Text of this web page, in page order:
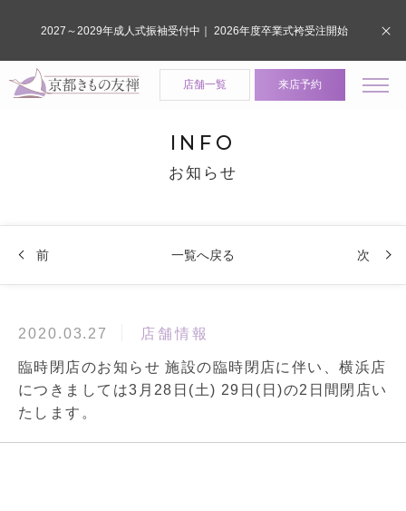
店舗一覧 来店予約
INFO
お知らせ
前 一覧へ戻る 次
2020.03.27 店舗情報
臨時閉店のお知らせ 施設の臨時閉店に伴い、横浜店
につきましては3月28日(土) 29日(日)の2日間閉店い
たします。
2027～2029年成人式振袖受付中｜ 2026年度卒業式袴受注開始